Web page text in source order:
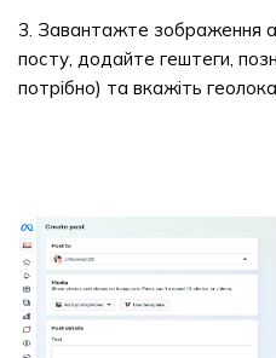
3. Завантажте зображення
посту, додайте гештеги,
потрібно) та вкажіть